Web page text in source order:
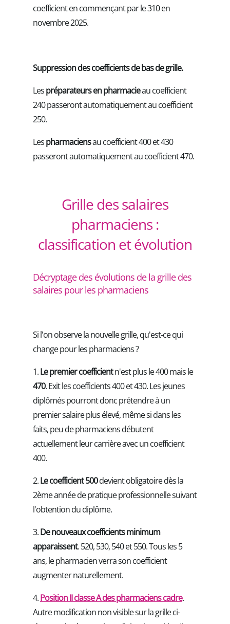
coefficient en commençant par le 310 en
novembre 2025.
Suppression des coefficients de bas de grille.
Lespréparateurs en pharmacieau coefficient
240 passeront automatiquement au coefficient
250.
Lespharmaciensau coefficient 400 et 430
passeront automatiquement au coefficient 470.
Grille des salaires
pharmaciens :
classification et évolution
Décryptage des évolutions de la grille des
salaires pour les pharmaciens
Si l'on observe la nouvelle grille, qu'est-ce qui
change pour les pharmaciens ?
1.Le premier coefficientn'est plus le 400 mais le
470. Exit les coefficients 400 et 430. Les jeunes
diplômés pourront donc prétendre à un
premier salaire plus élevé, même si dans les
faits, peu de pharmaciens débutent
actuellement leur carrière avec un coefficient
400.
2.Le coefficient 500devient obligatoire dès la
2ème année de pratique professionnelle suivant
l'obtention du diplôme.
3.De nouveaux coefficients minimum
apparaissent. 520, 530, 540 et 550. Tous les 5
ans, le pharmacien verra son coefficient
augmenter naturellement.
4.Position II classe A des pharmaciens cadre.
Autre modification non visible sur la grille ci-